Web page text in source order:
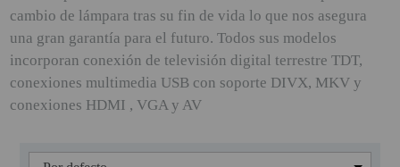
NUESTRAS MARCAS
PANDORA BOX
PANTALLAS DE
PROYECCION ALR
ENTRAR
Si tienes cualquier duda durante el proceso de registro puede
contactarnos al 951102122, estaremos encantados de atenderte.
REGISTRO CLIENTE
· Regístrate y aprovecha los descuentos y ventajas de ser
· Unete a nuestra familia de profesionales, y aprovecha nuestras
tarifas.
REGISTRO PROFESIONAL
cambio de lámpara tras su fin de vida lo que nos asegura
una gran garantía para el futuro. Todos sus modelos
incorporan conexión de televisión digital terrestre TDT,
conexiones multimedia USB con soporte DIVX, MKV y
conexiones HDMI , VGA y AV